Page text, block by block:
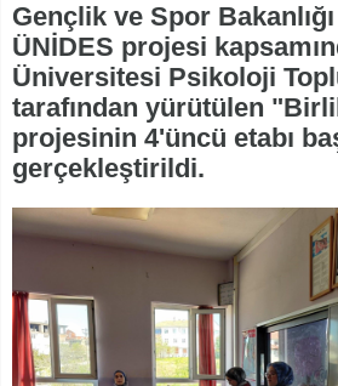
Gençlik ve Spor
ÜNİDES projesi
Üniversitesi Psikoloji
tarafından yürütülen
projesinin 4'üncü etabı
gerçekleştirildi.